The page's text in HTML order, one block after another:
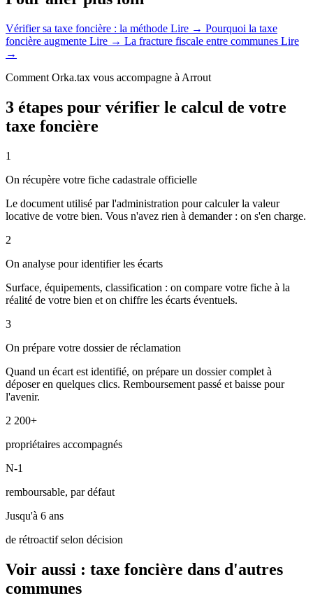
Vérifier sa taxe foncière : la méthode Lire → Pourquoi la taxe
foncière augmente Lire → La fracture fiscale entre communes Lire
→
Comment Orka.tax vous accompagne à Arrout
3 étapes pour vérifier le calcul de votre
taxe foncière
1
On récupère votre fiche cadastrale officielle
Le document utilisé par l'administration pour calculer la valeur
locative de votre bien. Vous n'avez rien à demander : on s'en charge.
2
On analyse pour identifier les écarts
Surface, équipements, classification : on compare votre fiche à la
réalité de votre bien et on chiffre les écarts éventuels.
3
On prépare votre dossier de réclamation
Quand un écart est identifié, on prépare un dossier complet à
déposer en quelques clics. Remboursement passé et baisse pour
l'avenir.
2 200+
propriétaires accompagnés
N-1
remboursable, par défaut
Jusqu'à 6 ans
de rétroactif selon décision
Voir aussi : taxe foncière dans d'autres
communes